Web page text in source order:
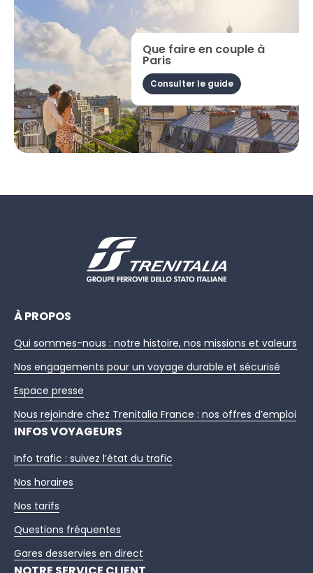
Que faire en couple à
Paris
Consulter le guide
À PROPOS
Qui sommes-nous : notre histoire, nos missions et valeurs
Nos engagements pour un voyage durable et sécurisé
Espace presse
Nous rejoindre chez Trenitalia France : nos offres d’emploi
INFOS VOYAGEURS
Info trafic : suivez l’état du trafic
Nos horaires
Nos tarifs
Questions fréquentes
Gares desservies en direct